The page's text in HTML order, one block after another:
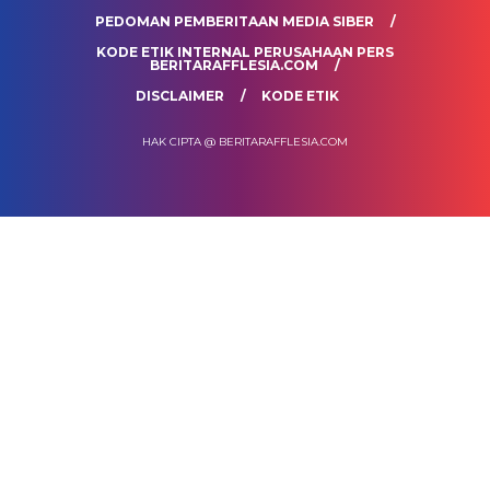
PEDOMAN PEMBERITAAN MEDIA SIBER
KODE ETIK INTERNAL PERUSAHAAN PERS
BERITARAFFLESIA.COM
DISCLAIMER
KODE ETIK
HAK CIPTA @ BERITARAFFLESIA.COM